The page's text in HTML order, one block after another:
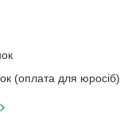
(оплата для юросіб)